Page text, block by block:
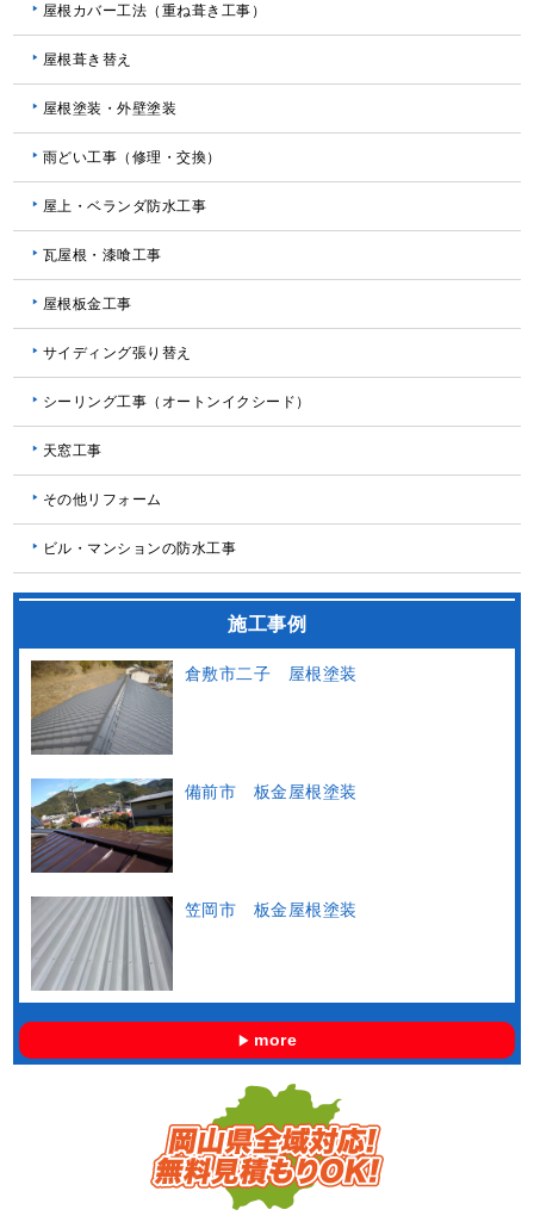
屋根カバー工法（重ね葺き工事）
屋根葺き替え
屋根塗装・外壁塗装
雨どい工事（修理・交換）
屋上・ベランダ防水工事
瓦屋根・漆喰工事
屋根板金工事
サイディング張り替え
シーリング工事（オートンイクシード）
天窓工事
その他リフォーム
ビル・マンションの防水工事
施工事例
倉敷市二子 屋根塗装
備前市 板金屋根塗装
笠岡市 板金屋根塗装
more